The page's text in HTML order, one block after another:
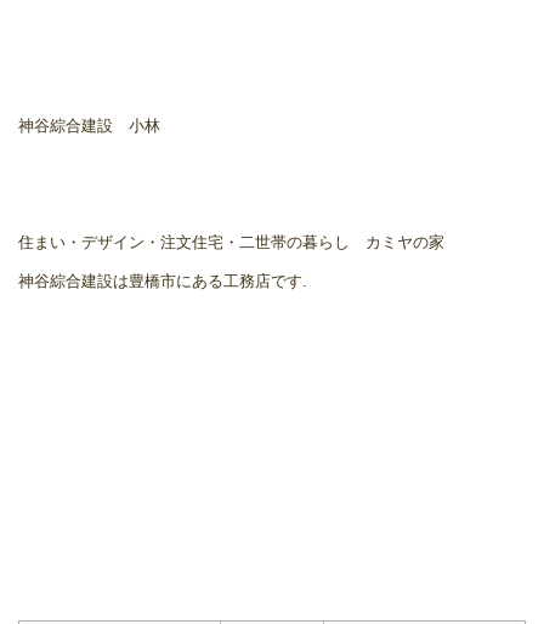
神谷綜合建設 小林
住まい・デザイン・注文住宅・二世帯の暮らし カミヤの家
神谷綜合建設は豊橋市にある工務店です.